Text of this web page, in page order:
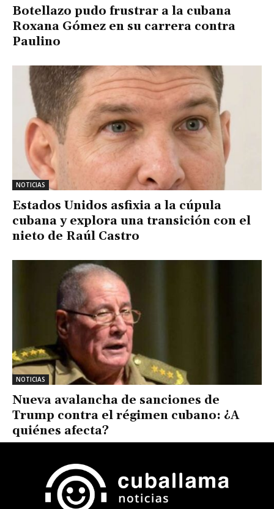
Botellazo pudo frustrar a la cubana
Roxana Gómez en su carrera contra
Paulino
NOTICIAS
Estados Unidos asfixia a la cúpula
cubana y explora una transición con el
nieto de Raúl Castro
NOTICIAS
Nueva avalancha de sanciones de
Trump contra el régimen cubano: ¿A
quiénes afecta?